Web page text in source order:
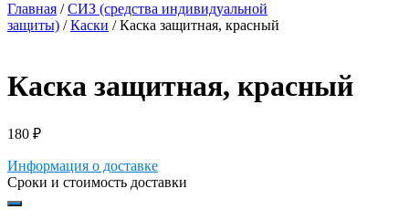
Главная /СИЗ (средства индивидуальной
защиты) /Каски / Каска защитная, красный
Каска защитная, красный
180 ₽
Информация о доставке
Сроки и стоимость доставки